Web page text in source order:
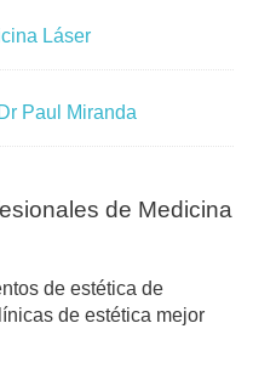
Láser
Paul Miranda
de Medicina
de estética de
de estética mejor